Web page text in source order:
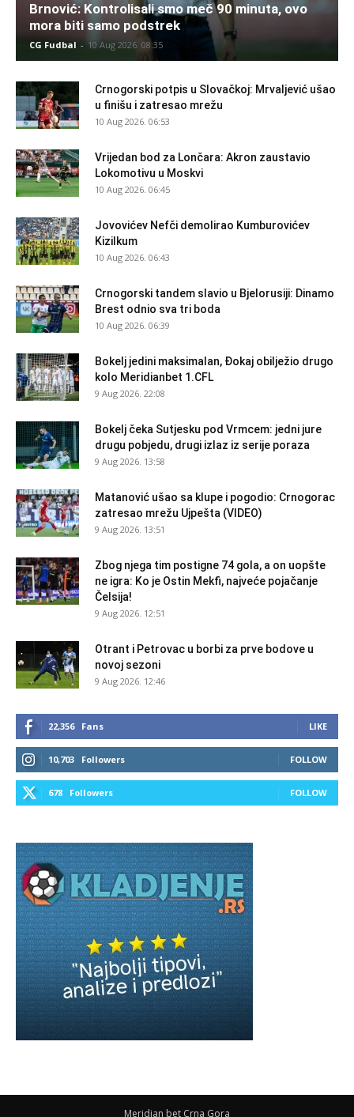
Brnović: Kontrolisali smo meč 90 minuta, ovo
mora biti samo podstrek
CG Fudbal - 10 Aug 2026. 08:35
Crnogorski potpis u Slovačkoj: Mrvaljević ušao
u finišu i zatresao mrežu
10 Aug 2026. 06:53
Vrijedan bod za Lončara: Akron zaustavio
Lokomotivu u Moskvi
10 Aug 2026. 06:45
Jovovićev Nefči demolirao Kumburovićev
Kizilkum
10 Aug 2026. 06:43
Crnogorski tandem slavio u Bjelorusiji: Dinamo
Brest odnio sva tri boda
10 Aug 2026. 06:39
Bokelj jedini maksimalan, Đokaj obilježio drugo
kolo Meridianbet 1.CFL
9 Aug 2026. 22:08
Bokelj čeka Sutjesku pod Vrmcem: jedni jure
drugu pobjedu, drugi izlaz iz serije poraza
9 Aug 2026. 13:58
Matanović ušao sa klupe i pogodio: Crnogorac
zatresao mrežu Ujpešta (VIDEO)
9 Aug 2026. 13:51
Zbog njega tim postigne 74 gola, a on uopšte
ne igra: Ko je Ostin Mekfi, najveće pojačanje
Čelsija!
9 Aug 2026. 12:51
Otrant i Petrovac u borbi za prve bodove u
novoj sezoni
9 Aug 2026. 12:46
22,356 Fans LIKE
10,703 Followers FOLLOW
678 Followers FOLLOW
Meridian bet Crna Gora